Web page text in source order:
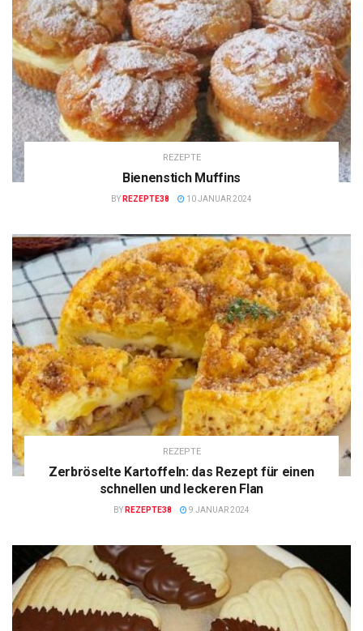
REZEPTE
Bienenstich Muffins
BY REZEPTE38 10 JANUAR 2024
REZEPTE
Zerbröselte Kartoffeln: das Rezept für einen
schnellen und leckeren Flan
BY REZEPTE38 9 JANUAR 2024